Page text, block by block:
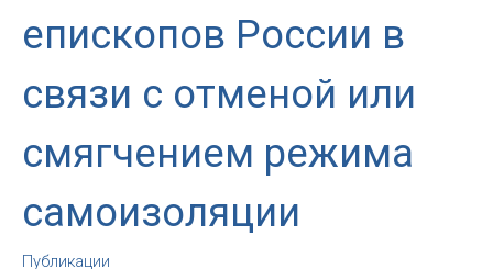
епископов России в
связи с отменой или
смягчением режима
самоизоляции
Публикации